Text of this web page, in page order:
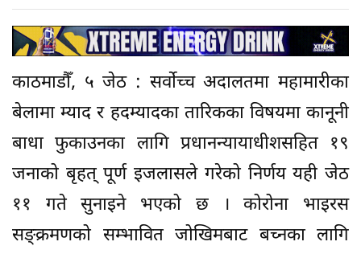
काठमाडौँ, ५ जेठ : सर्वोच्च अदालतमा महामारीका
बेलामा म्याद र हदम्यादका तारिकका विषयमा कानूनी
बाधा फुकाउनका लागि प्रधानन्यायाधीशसहित १९
जनाको बृहत् पूर्ण इजलासले गरेको निर्णय यही जेठ
११ गते सुनाइने भएको छ । कोरोना भाइरस
सङ्क्रमणको सम्भावित जोखिमबाट बच्नका लागि